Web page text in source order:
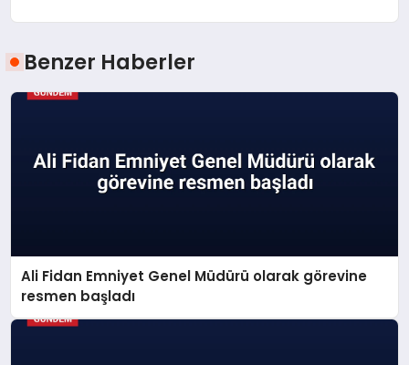
Benzer Haberler
Ali Fidan Emniyet Genel Müdürü olarak görevine
resmen başladı